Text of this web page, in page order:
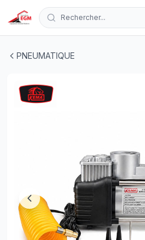
Rechercher...
PNEUMATIQUE